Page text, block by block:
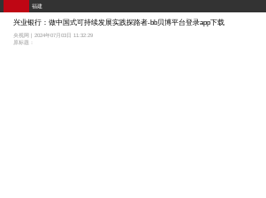
福建
兴业银行：做中国式可持续发展实践探路者-bb贝博平台登录app下载
央视网 | 2024年07月03日 11:32:29
原标题：